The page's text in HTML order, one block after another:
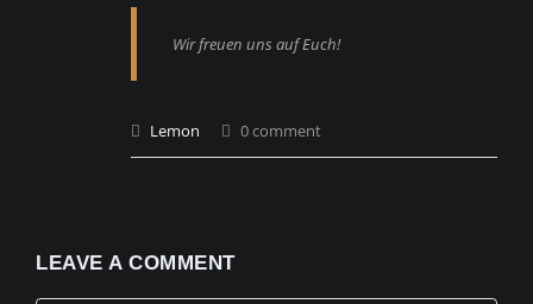
Wir freuen uns auf Euch!
Lemon 0 comment
LEAVE A COMMENT